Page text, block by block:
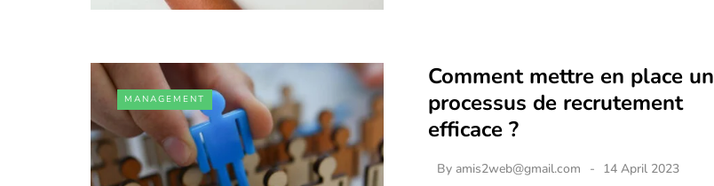
MANAGEMENT
Comment mettre en place un
processus de recrutement
efficace ?
By amis2web@gmail.com 14 April 2023